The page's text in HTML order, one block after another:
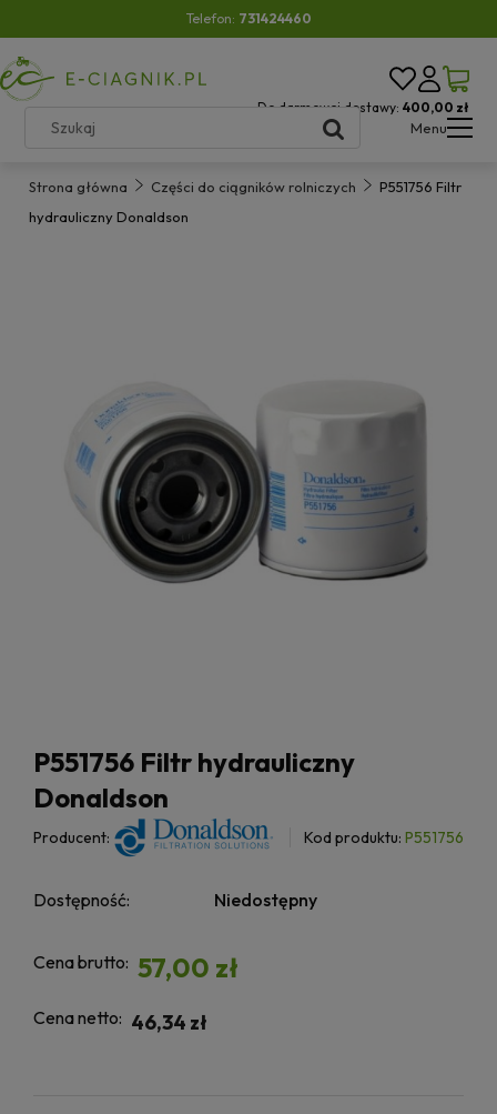
Telefon: 731424460
Do darmowej dostawy: 400,00 zł
Menu
Strona główna Części do ciągników rolniczych
P551756 Filtr
hydrauliczny Donaldson
P551756 Filtr hydrauliczny
Donaldson
Producent: Kod produktu: P551756
Dostępność: Niedostępny
Cena brutto: 57,00 zł
Cena netto: 46,34 zł